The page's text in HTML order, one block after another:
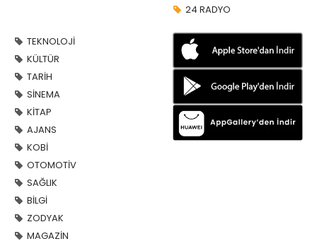
24 RADYO
TEKNOLOJİ
KÜLTÜR
TARİH
SİNEMA
KİTAP
AJANS
KOBİ
OTOMOTİV
SAĞLIK
BİLGİ
ZODYAK
MAGAZİN